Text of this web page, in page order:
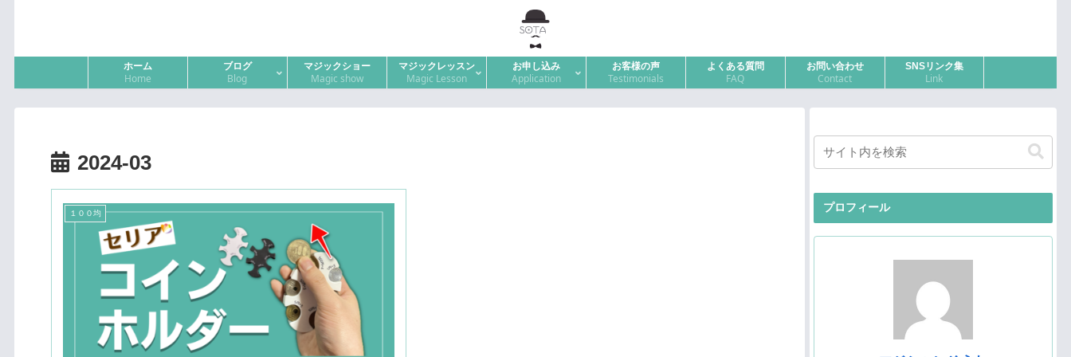
ホーム
Home
ブログ
Blog
マジックショー
Magic show
マジックレッスン
Magic Lesson
お申し込み
Application
お客様の声
Testimonials
よくある質問
FAQ
お問い合わせ
Contact
SNSリンク集
Link
2024-03
１００均 プロフィール